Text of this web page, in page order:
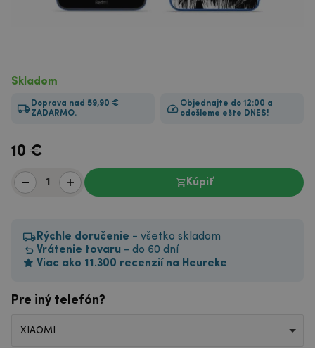
Skladom
Doprava nad 59,90 €
ZADARMO.
Objednajte do 12:00 a
odošleme ešte DNES!
10 €
Kúpiť
Rýchle doručenie - všetko skladom
Vrátenie tovaru - do 60 dní
Viac ako 11.300 recenzií na Heureke
Pre iný telefón?
XIAOMI